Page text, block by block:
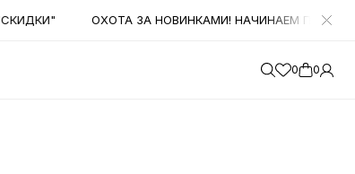
ОХОТА ЗА НОВИНКАМИ! НАЧИНАЕМ ПОЛУЧАТЬ
0 0